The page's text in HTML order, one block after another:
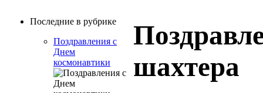
Последние в рубрике
Поздравления с
Днем
космонавтики
шахтера